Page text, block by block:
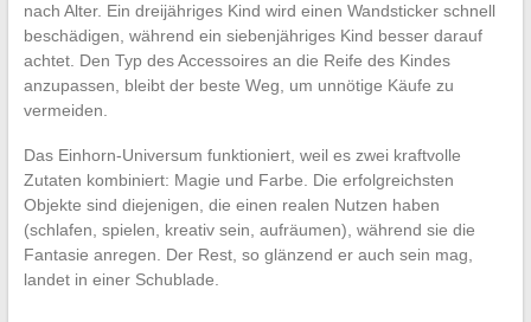
nach Alter. Ein dreijähriges Kind wird einen Wandsticker schnell
beschädigen, während ein siebenjähriges Kind besser darauf
achtet. Den Typ des Accessoires an die Reife des Kindes
anzupassen, bleibt der beste Weg, um unnötige Käufe zu
vermeiden.
Das Einhorn-Universum funktioniert, weil es zwei kraftvolle
Zutaten kombiniert: Magie und Farbe. Die erfolgreichsten
Objekte sind diejenigen, die einen realen Nutzen haben
(schlafen, spielen, kreativ sein, aufräumen), während sie die
Fantasie anregen. Der Rest, so glänzend er auch sein mag,
landet in einer Schublade.